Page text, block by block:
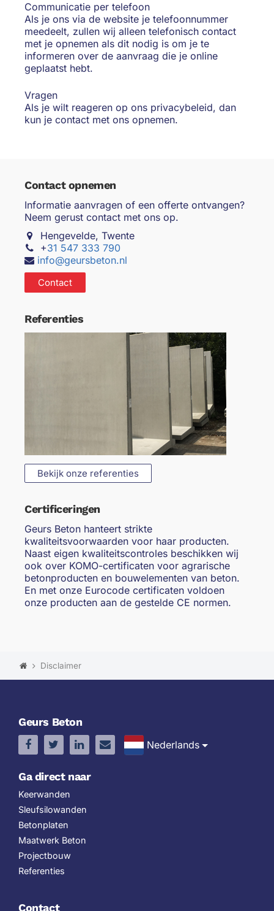
Communicatie per telefoon
Als je ons via de website je telefoonnummer
meedeelt, zullen wij alleen telefonisch contact
met je opnemen als dit nodig is om je te
informeren over de aanvraag die je online
geplaatst hebt.
Vragen
Als je wilt reageren op ons privacybeleid, dan
kun je contact met ons opnemen.
Contact opnemen
Informatie aanvragen of een offerte ontvangen?
Neem gerust contact met ons op.
Hengevelde, Twente
+31 547 333 790
info@geursbeton.nl
Contact
Referenties
Bekijk onze referenties
Certificeringen
Geurs Beton hanteert strikte
kwaliteitsvoorwaarden voor haar producten.
Naast eigen kwaliteitscontroles beschikken wij
ook over KOMO-certificaten voor agrarische
betonproducten en bouwelementen van beton.
En met onze Eurocode certificaten voldoen
onze producten aan de gestelde CE normen.
Disclaimer
Geurs Beton
Nederlands
Ga direct naar
Keerwanden
Sleufsilowanden
Betonplaten
Maatwerk Beton
Projectbouw
Referenties
Contact